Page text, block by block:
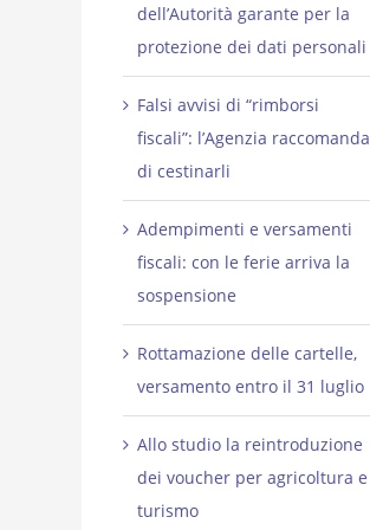
dell’Autorità garante per la
protezione dei dati personali
Falsi avvisi di “rimborsi
fiscali”: l’Agenzia raccomanda
di cestinarli
Adempimenti e versamenti
fiscali: con le ferie arriva la
sospensione
Rottamazione delle cartelle,
versamento entro il 31 luglio
Allo studio la reintroduzione
dei voucher per agricoltura e
turismo